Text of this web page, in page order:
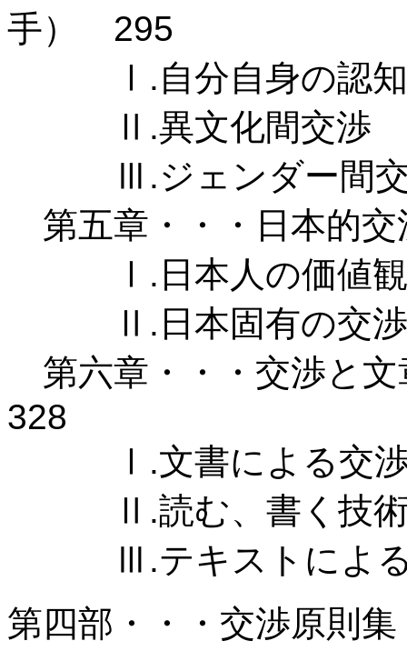
手） 295
Ⅰ.自分自身の認知
Ⅱ.異文化間交渉
Ⅲ.ジェンダー間
第五章・・・日本
Ⅰ.日本人の価値
Ⅱ.日本固有の交
第六章・・・交渉と
328
Ⅰ.文書による交
Ⅱ.読む、書く技
Ⅲ.テキストによる
第四部・・・交渉原則